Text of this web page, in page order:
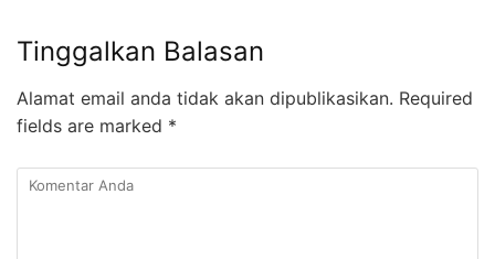
Tinggalkan Balasan
Alamat email anda tidak akan dipublikasikan. Required
fields are marked *